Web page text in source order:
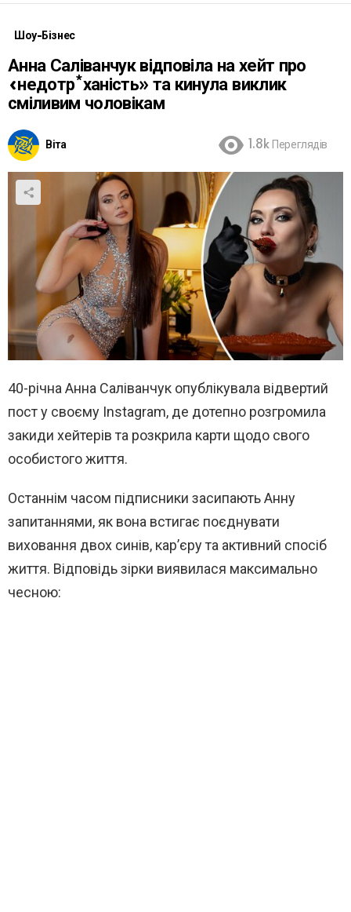
Шоу-Бізнес
Анна Саліванчук відповіла на хейт про
«недотр*ханість» та кинула виклик
сміливим чоловікам
Віта 1.8k Переглядів
40-річна Анна Саліванчук опублікувала відвертий
пост у своєму Instagram, де дотепно розгромила
закиди хейтерів та розкрила карти щодо свого
особистого життя.
Останнім часом підписники засипають Анну
запитаннями, як вона встигає поєднувати
виховання двох синів, кар’єру та активний спосіб
життя. Відповідь зірки виявилася максимально
чесною: